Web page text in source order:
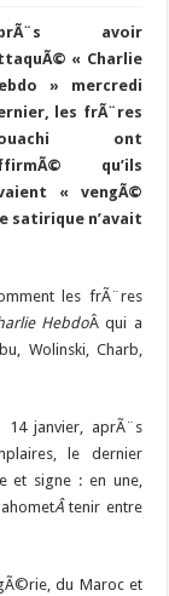
avoir
« Charlie
» mercredi
les frÃ¨res
ont
qu’ils
« vengÃ©
satirique n’avait
les frÃ¨res
HebdoÂ qui a
Wolinski, Charb,
14 janvier, aprÃ¨s
le dernier
et signe : en une,
Âtenir entre
du Maroc et